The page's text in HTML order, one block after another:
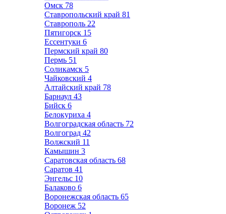
Омск 78
Ставропольский край 81
Ставрополь 22
Пятигорск 15
Ессентуки 6
Пермский край 80
Пермь 51
Соликамск 5
Чайковский 4
Алтайский край 78
Барнаул 43
Бийск 6
Белокуриха 4
Волгоградская область 72
Волгоград 42
Волжский 11
Камышин 3
Саратовская область 68
Саратов 41
Энгельс 10
Балаково 6
Воронежская область 65
Воронеж 52